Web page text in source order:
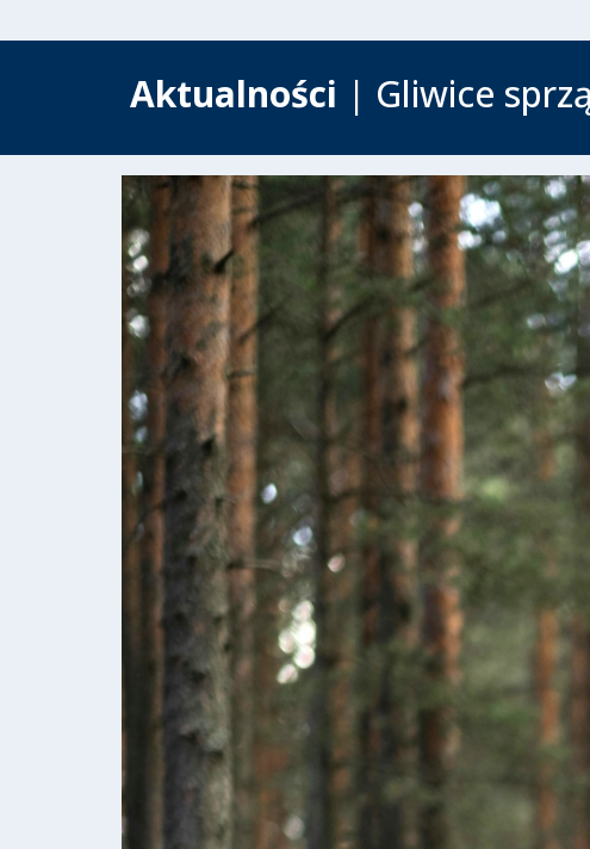
Aktualności | Gliwice